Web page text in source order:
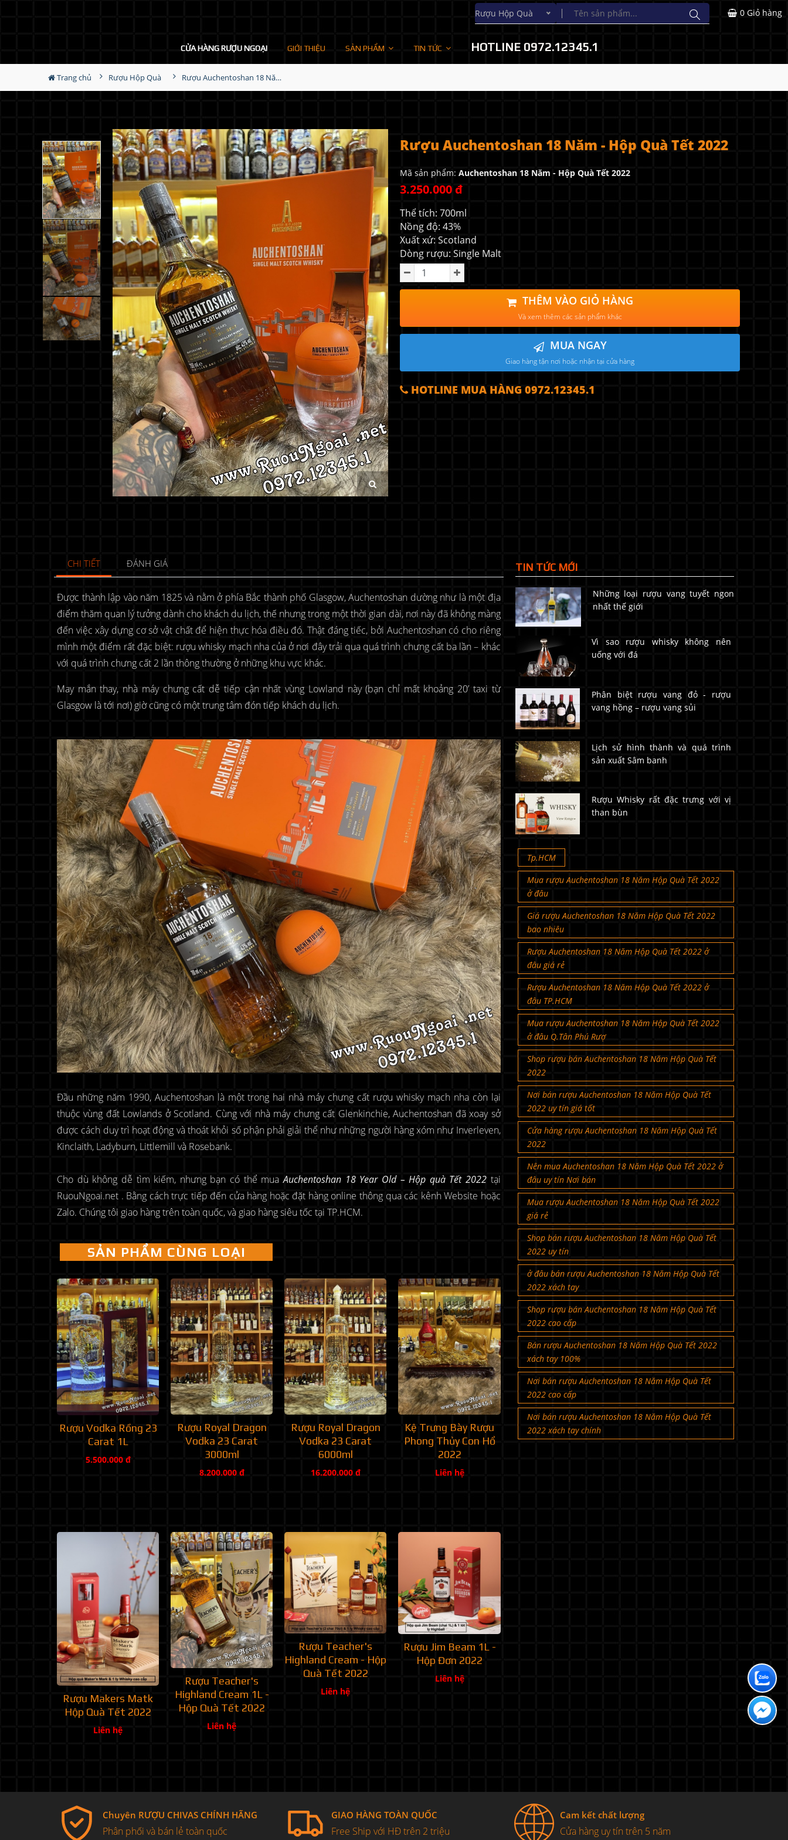
Rượu Hộp Quà
CỬA HÀNG RƯỢU NGOẠI GIỚI THIỆU SẢN PHẨM TIN TỨC HOTLINE 0972.12345.1
0 Giỏ hàng
Trang chủ Rượu Hộp Quà Rượu Auchentoshan 18 Năm - Hộp Quà Tết 2022
Rượu Auchentoshan 18 Năm - Hộp Quà Tết 2022
Mã sản phẩm: Auchentoshan 18 Năm - Hộp Quà Tết 2022
3.250.000 đ
Thể tích: 700ml
Nồng độ: 43%
Xuất xứ: Scotland
Dòng rượu: Single Malt
THÊM VÀO GIỎ HÀNG
Và xem thêm các sản phẩm khác
MUA NGAY
Giao hàng tận nơi hoặc nhận tại cửa hàng
HOTLINE MUA HÀNG 0972.12345.1
CHI TIẾT ĐÁNH GIÁ
Được thành lập vào năm 1825 và nằm ở phía Bắc thành phố Glasgow, Auchentoshan dường như là một địa
điểm thăm quan lý tưởng dành cho khách du lịch, thế nhưng trong một thời gian dài, nơi này đã không màng
đến việc xây dựng cơ sở vật chất để hiện thực hóa điều đó. Thật đáng tiếc, bởi Auchentoshan có cho riêng
mình một điểm rất đặc biệt: rượu whisky mạch nha của ở nơi đây trải qua quá trình chưng cất ba lần – khác
với quá trình chưng cất 2 lần thông thường ở những khu vực khác.
May mắn thay, nhà máy chưng cất dễ tiếp cận nhất vùng Lowland này (bạn chỉ mất khoảng 20’ taxi từ
Glasgow là tới nơi) giờ cũng có một trung tâm đón tiếp khách du lịch.
Đầu những năm 1990, Auchentoshan là một trong hai nhà máy chưng cất rượu whisky mạch nha còn lại
thuộc vùng đất Lowlands ở Scotland. Cùng với nhà máy chưng cất Glenkinchie, Auchentoshan đã xoay sở
được cách duy trì hoạt động và thoát khỏi số phận phải giải thể như những người hàng xóm như Inverleven,
Kinclaith, Ladyburn, Littlemill và Rosebank.
Cho dù không dễ tìm kiếm, nhưng bạn có thể muaAuchentoshan 18 Year Old – Hộp quà Tết 2022 tại
RuouNgoai.net . Bằng cách trực tiếp đến cửa hàng hoặc đặt hàng online thông qua các kênh Website hoặc
Zalo. Chúng tôi giao hàng trên toàn quốc, và giao hàng siêu tốc tại TP.HCM.
SẢN PHẨM CÙNG LOẠI
Rượu Vodka Rồng 23
Carat 1L
5.500.000 đ
Rượu Royal Dragon
Vodka 23 Carat
3000ml
8.200.000 đ
Rượu Royal Dragon
Vodka 23 Carat
6000ml
16.200.000 đ
Kệ Trưng Bày Rượu
Phong Thủy Con Hổ
2022
Liên hệ
Rượu Makers Matk
Hộp Quà Tết 2022
Liên hệ
Rượu Teacher's
Highland Cream 1L -
Hộp Quà Tết 2022
Liên hệ
Rượu Teacher's
Highland Cream - Hộp
Quà Tết 2022
Liên hệ
Rượu Jim Beam 1L -
Hộp Đơn 2022
Liên hệ
TIN TỨC MỚI
Những loại rượu vang tuyết ngon
nhất thế giới
Vì sao rượu whisky không nên
uống với đá
Phân biệt rượu vang đỏ - rượu
vang hồng – rượu vang sủi
Lịch sử hình thành và quá trình
sản xuất Sâm banh
Rượu Whisky rất đặc trưng với vị
than bùn
Tp.HCM
Mua rượu Auchentoshan 18 Năm Hộp Quà Tết 2022
ở đâu
Giá rượu Auchentoshan 18 Năm Hộp Quà Tết 2022
bao nhiêu
Rượu Auchentoshan 18 Năm Hộp Quà Tết 2022 ở
đâu giá rẻ
Rượu Auchentoshan 18 Năm Hộp Quà Tết 2022 ở
đâu TP.HCM
Mua rượu Auchentoshan 18 Năm Hộp Quà Tết 2022
ở đâu Q.Tân Phú Rượ
Shop rượu bán Auchentoshan 18 Năm Hộp Quà Tết
2022
Nơi bán rượu Auchentoshan 18 Năm Hộp Quà Tết
2022 uy tín giá tốt
Cửa hàng rượu Auchentoshan 18 Năm Hộp Quà Tết
2022
Nên mua Auchentoshan 18 Năm Hộp Quà Tết 2022 ở
đâu uy tín Nơi bán
Mua rượu Auchentoshan 18 Năm Hộp Quà Tết 2022
giá rẻ
Shop bán rượu Auchentoshan 18 Năm Hộp Quà Tết
2022 uy tín
ở đâu bán rượu Auchentoshan 18 Năm Hộp Quà Tết
2022 xách tay
Shop rượu bán Auchentoshan 18 Năm Hộp Quà Tết
2022 cao cấp
Bán rượu Auchentoshan 18 Năm Hộp Quà Tết 2022
xách tay 100%
Nơi bán rượu Auchentoshan 18 Năm Hộp Quà Tết
2022 cao cấp
Nơi bán rượu Auchentoshan 18 Năm Hộp Quà Tết
2022 xách tay chính
Chuyên RƯỢU CHIVAS CHÍNH HÃNG
Phân phối và bán lẻ toàn quốc
GIAO HÀNG TOÀN QUỐC
Free Ship với HĐ trên 2 triệu
Cam kết chất lượng
Cửa hàng uy tín trên 5 năm